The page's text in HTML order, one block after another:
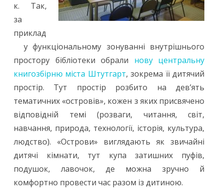
к. Так,
за
приклад
у функціональному зонуванні внутрішнього
простору бібліотеки обрали нову центральну
книгозбірню міста Штутгарт, зокрема її дитячий
простір. Тут простір розбито на дев’ять
тематичних «островів», кожен з яких присвячено
відповідній темі (розваги, читання, світ,
навчання, природа, технології, історія, культура,
людство). «Острови» виглядають як звичайні
дитячі кімнати, тут купа затишних пуфів,
подушок, лавочок, де можна зручно й
комфортно провести час разом із дитиною.